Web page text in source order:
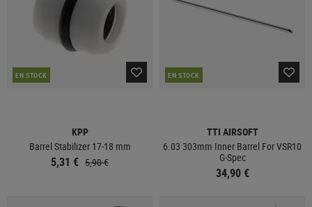
EN STOCK
KPP
Barrel Stabilizer 17-18 mm
5,31 € 5,90 €
EN STOCK
TTI AIRSOFT
6.03 303mm Inner Barrel For VSR10
G-Spec
34,90 €